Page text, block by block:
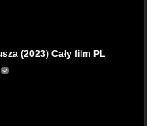
(2023) Cały film PL